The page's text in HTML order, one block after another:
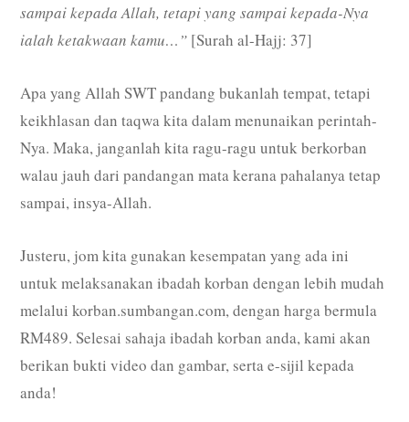
sampai kepada Allah, tetapi yang sampai kepada-Nya
ialah ketakwaan kamu…” [Surah al-Hajj: 37]
Apa yang Allah SWT pandang bukanlah tempat, tetapi
keikhlasan dan taqwa kita dalam menunaikan perintah-
Nya. Maka, janganlah kita ragu-ragu untuk berkorban
walau jauh dari pandangan mata kerana pahalanya tetap
sampai, insya-Allah.
Justeru, jom kita gunakan kesempatan yang ada ini
untuk melaksanakan ibadah korban dengan lebih mudah
melalui korban.sumbangan.com, dengan harga bermula
RM489. Selesai sahaja ibadah korban anda, kami akan
berikan bukti video dan gambar, serta e-sijil kepada
anda!